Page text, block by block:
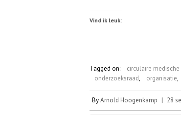
Vind ik leuk:
Tagged on: circulaire medische
onderzoeksraad, organisatie,
ByArnold Hoogenkamp | 28